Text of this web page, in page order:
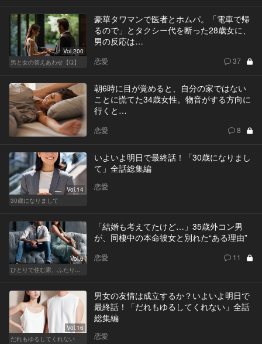
Vol.200
男と女の答えあわせ【Q】
豪華タワマンで医者とホムパ。「電車で帰
るので」とタクシー代を断った28歳女に、
男の反応は…
恋愛 37
朝6時に目が覚めると、自分の家ではない
ことに慌てた34歳女性。物音がする方向に
行くと…
恋愛 8
Vol.14
30歳になりまして
いよいよ明日で最終話！「30歳になりまし
て」全話総集編
恋愛
Vol.6
ひとりで住む家、ふたりで棲む家
「結婚も考えてたけど…」35歳外コン男
が、同棲中の本命彼女と別れた“ある理由”
恋愛 11
Vol.16
だれもゆるしてくれない
男女の友情は成立するか？いよいよ明日で
最終話！「だれもゆるしてくれない」全話
総集編
恋愛